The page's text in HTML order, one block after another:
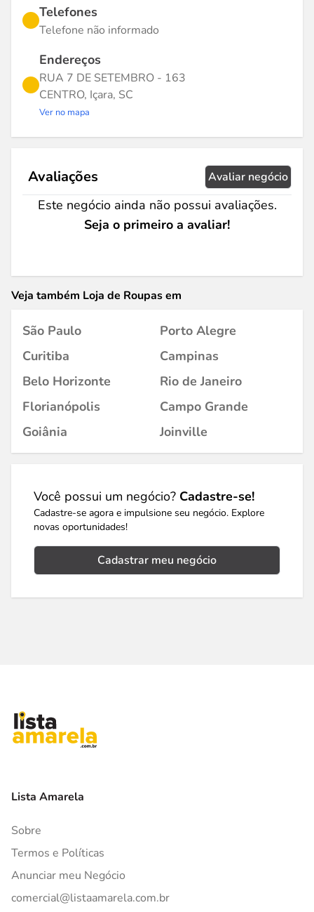
Telefones
Telefone não informado
Endereços
RUA 7 DE SETEMBRO - 163
CENTRO, Içara, SC
Ver no mapa
Avaliações Avaliar negócio
Este negócio ainda não possui avaliações.
Seja o primeiro a avaliar!
Veja também Loja de Roupas em
São Paulo
Porto Alegre
Curitiba
Campinas
Belo Horizonte
Rio de Janeiro
Florianópolis
Campo Grande
Goiânia
Joinville
Você possui um negócio? Cadastre-se!
Cadastre-se agora e impulsione seu negócio. Explore
novas oportunidades!
Cadastrar meu negócio
Lista Amarela
Sobre
Termos e Políticas
Anunciar meu Negócio
comercial@listaamarela.com.br